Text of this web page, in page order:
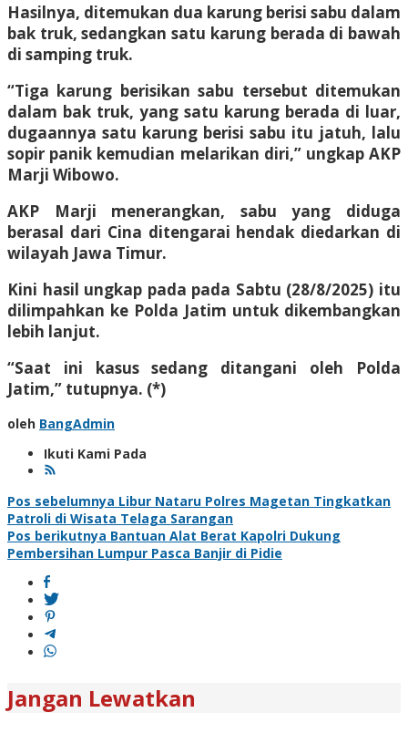
Hasilnya, ditemukan dua karung berisi sabu dalam
bak truk, sedangkan satu karung berada di bawah
di samping truk.
“Tiga karung berisikan sabu tersebut ditemukan
dalam bak truk, yang satu karung berada di luar,
dugaannya satu karung berisi sabu itu jatuh, lalu
sopir panik kemudian melarikan diri,” ungkap AKP
Marji Wibowo.
AKP Marji menerangkan, sabu yang diduga
berasal dari Cina ditengarai hendak diedarkan di
wilayah Jawa Timur.
Kini hasil ungkap pada pada Sabtu (28/8/2025) itu
dilimpahkan ke Polda Jatim untuk dikembangkan
lebih lanjut.
“Saat ini kasus sedang ditangani oleh Polda
Jatim,” tutupnya. (*)
oleh BangAdmin
Ikuti Kami Pada
Navigasi
pos
Pos sebelumnya Libur Nataru Polres Magetan Tingkatkan
Patroli di Wisata Telaga Sarangan
Pos berikutnya Bantuan Alat Berat Kapolri Dukung
Pembersihan Lumpur Pasca Banjir di Pidie
Jangan Lewatkan